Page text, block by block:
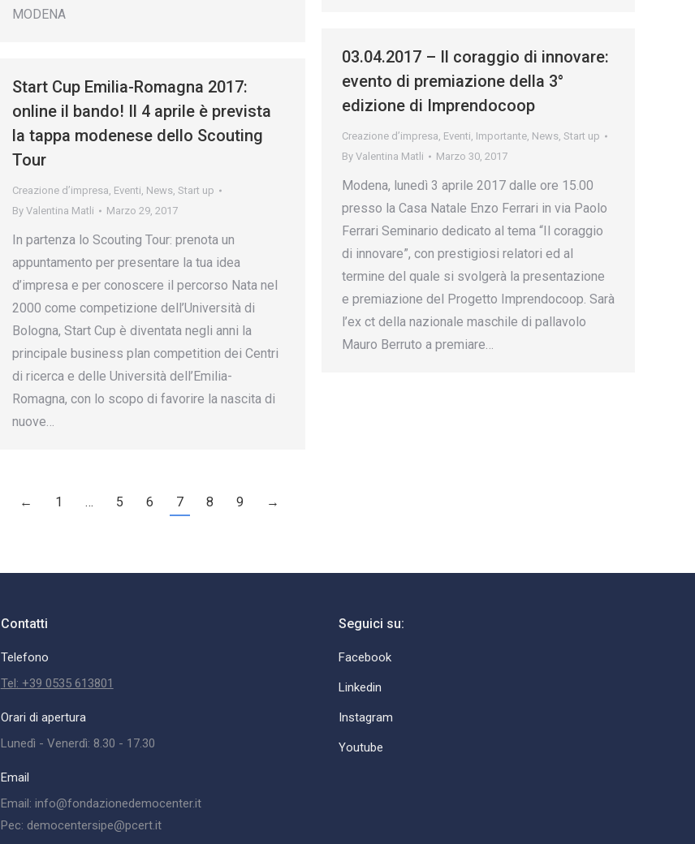
MODENA
03.04.2017 – Il coraggio di innovare:
evento di premiazione della 3°
edizione di Imprendocoop
Creazione d’impresa, Eventi, Importante, News, Start up
By Valentina Matli Marzo 30, 2017
Modena, lunedì 3 aprile 2017 dalle ore 15.00
presso la Casa Natale Enzo Ferrari in via Paolo
Ferrari Seminario dedicato al tema “Il coraggio
di innovare”, con prestigiosi relatori ed al
termine del quale si svolgerà la presentazione
e premiazione del Progetto Imprendocoop. Sarà
l’ex ct della nazionale maschile di pallavolo
Mauro Berruto a premiare…
Start Cup Emilia-Romagna 2017:
online il bando! Il 4 aprile è prevista
la tappa modenese dello Scouting
Tour
Creazione d’impresa, Eventi, News, Start up
By Valentina Matli Marzo 29, 2017
In partenza lo Scouting Tour: prenota un
appuntamento per presentare la tua idea
d’impresa e per conoscere il percorso Nata nel
2000 come competizione dell’Università di
Bologna, Start Cup è diventata negli anni la
principale business plan competition dei Centri
di ricerca e delle Università dell’Emilia-
Romagna, con lo scopo di favorire la nascita di
nuove…
← 1 … 5 6 7 8 9 →
Contatti
Telefono
Tel: +39 0535 613801
Orari di apertura
Lunedì - Venerdì: 8.30 - 17.30
Email
Email: info@fondazionedemocenter.it
Pec: democentersipe@pcert.it
Seguici su:
Facebook
Linkedin
Instagram
Youtube